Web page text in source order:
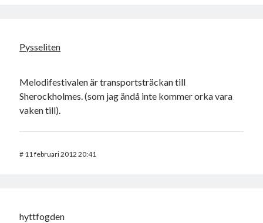
Pysseliten
Melodifestivalen är transportsträckan till
Sherockholmes. (som jag ändå inte kommer orka vara
vaken till).
# 11 februari 2012 20:41
hyttfogden